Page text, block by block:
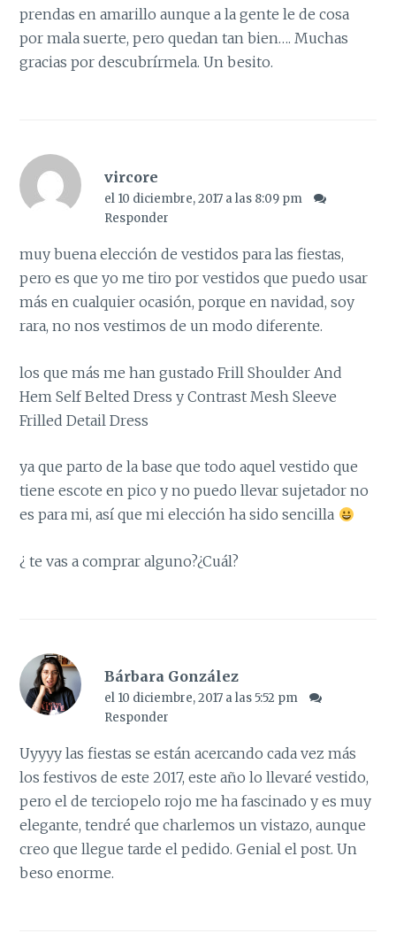
prendas en amarillo aunque a la gente le de cosa
por mala suerte, pero quedan tan bien…. Muchas
gracias por descubrírmela. Un besito.
vircore
el 10 diciembre, 2017 a las 8:09 pm
Responder
muy buena elección de vestidos para las fiestas,
pero es que yo me tiro por vestidos que puedo usar
más en cualquier ocasión, porque en navidad, soy
rara, no nos vestimos de un modo diferente.
los que más me han gustado Frill Shoulder And
Hem Self Belted Dress y Contrast Mesh Sleeve
Frilled Detail Dress
ya que parto de la base que todo aquel vestido que
tiene escote en pico y no puedo llevar sujetador no
es para mi, así que mi elección ha sido sencilla
¿ te vas a comprar alguno?¿Cuál?
Bárbara González
el 10 diciembre, 2017 a las 5:52 pm
Responder
Uyyyy las fiestas se están acercando cada vez más
los festivos de este 2017, este año lo llevaré vestido,
pero el de terciopelo rojo me ha fascinado y es muy
elegante, tendré que charlemos un vistazo, aunque
creo que llegue tarde el pedido. Genial el post. Un
beso enorme.